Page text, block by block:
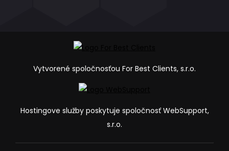
Vytvorené spoločnosťou For Best Clients, s.r.o.
Hostingove služby poskytuje spoločnosť WebSupport,
s.r.o.